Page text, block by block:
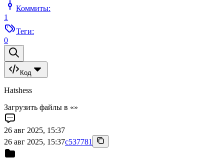
Коммиты:
1
Теги:
0
Код
Hatshess
Загрузить файлы в «»
26 авг 2025, 15:37
26 авг 2025, 15:37c537781